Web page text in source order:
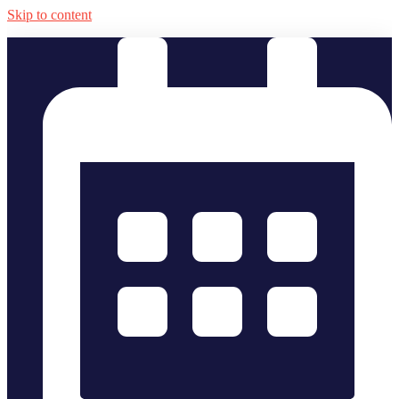
Skip to content